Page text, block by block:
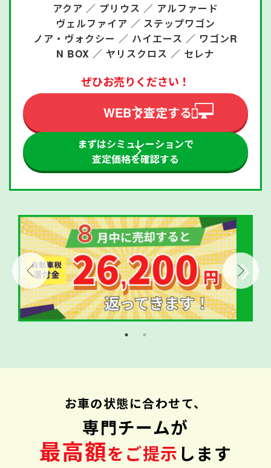
アクア ／ プリウス ／ アルファード
ヴェルファイア ／ ステップワゴン
ノア・ヴォクシー ／ ハイエース ／ ワゴンR
N BOX ／ ヤリスクロス ／ セレナ
ぜひお売りください！
WEBで査定する
まずはシミュレーションで
査定価格を確認する
お車の状態に合わせて、
専門チームが
最高額をご提示 します